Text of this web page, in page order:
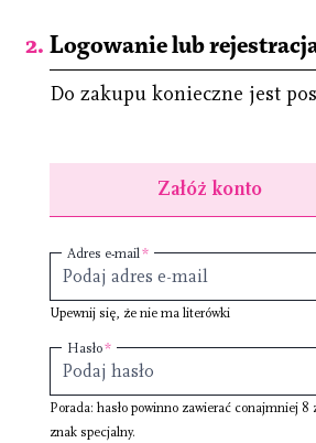
Logowanie lub
Do zakupu konieczne jest
Załóż konto
Adres e-mail
Upewnij się, że nie ma literówki
Hasło
Porada: hasło powinno zawierać conajmniej 8
znak specjalny.